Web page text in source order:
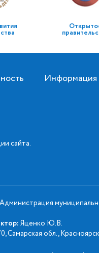
Информация
сайта.
Администрация
Яценко Ю.В.
Самарская обл.,